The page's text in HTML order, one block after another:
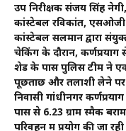
उप निरीक्षक संजय सिंह
कांस्टेबल रविकांत, एसओजी
कांस्टेबल सलमान द्वारा
चेकिंग के दौरान, कर्णप्रयाग
शेड के पास पुलिस टीम ने
पूछताछ और तलाशी लेने पर
निवासी गांधीनगर
पास से 6.23 ग्राम स्मैक
परिवहन में प्रयोग की जा